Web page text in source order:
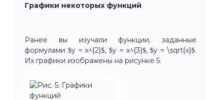
Графики некоторых функций
Ранее вы изучали функции, заданные
формулами $y = x^{2}$, $y = x^{3}$, $y = \sqrt{x}$.
Их графики изображены на рисунке 5.